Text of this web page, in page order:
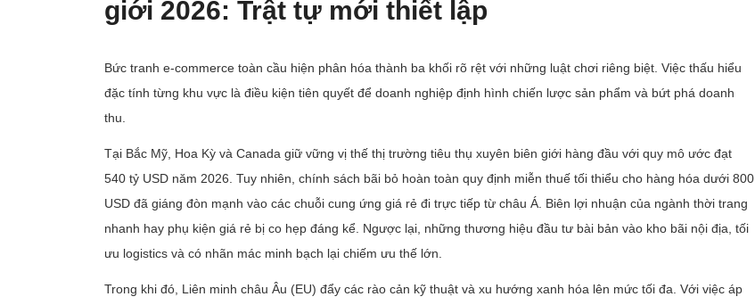
giới 2026: Trật tự mới thiết lập
Bức tranh e-commerce toàn cầu hiện phân hóa thành ba khối rõ rệt với những luật chơi riêng biệt. Việc thấu hiểu
đặc tính từng khu vực là điều kiện tiên quyết để doanh nghiệp định hình chiến lược sản phẩm và bứt phá doanh
thu.
Tại Bắc Mỹ, Hoa Kỳ và Canada giữ vững vị thế thị trường tiêu thụ xuyên biên giới hàng đầu với quy mô ước đạt
540 tỷ USD năm 2026. Tuy nhiên, chính sách bãi bỏ hoàn toàn quy định miễn thuế tối thiểu cho hàng hóa dưới 800
USD đã giáng đòn mạnh vào các chuỗi cung ứng giá rẻ đi trực tiếp từ châu Á. Biên lợi nhuận của ngành thời trang
nhanh hay phụ kiện giá rẻ bị co hẹp đáng kể. Ngược lại, những thương hiệu đầu tư bài bản vào kho bãi nội địa, tối
ưu logistics và có nhãn mác minh bạch lại chiếm ưu thế lớn.
Trong khi đó, Liên minh châu Âu (EU) đẩy các rào cản kỹ thuật và xu hướng xanh hóa lên mức tối đa. Với việc áp